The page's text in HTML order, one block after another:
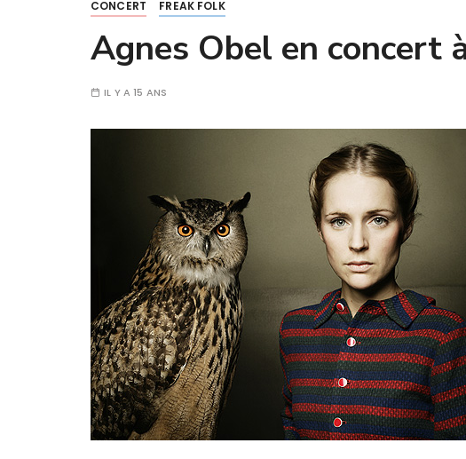
CONCERT FREAK FOLK
Agnes Obel en concert
IL Y A 15 ANS